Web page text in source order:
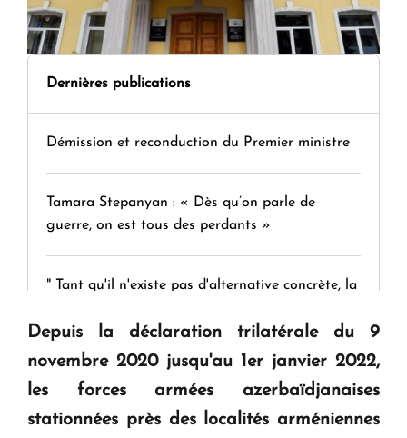
Dernières publications
Démission et reconduction du Premier ministre
Tamara Stepanyan : « Dès qu’on parle de
guerre, on est tous des perdants »
" Tant qu'il n'existe pas d'alternative concrète, la
KASA : 30 ans d'audace, de résilience et d'avenir
en Arménie
Depuis la déclaration trilatérale du 9
novembre 2020 jusqu'au 1er janvier 2022,
les forces armées azerbaïdjanaises
stationnées près des localités arméniennes